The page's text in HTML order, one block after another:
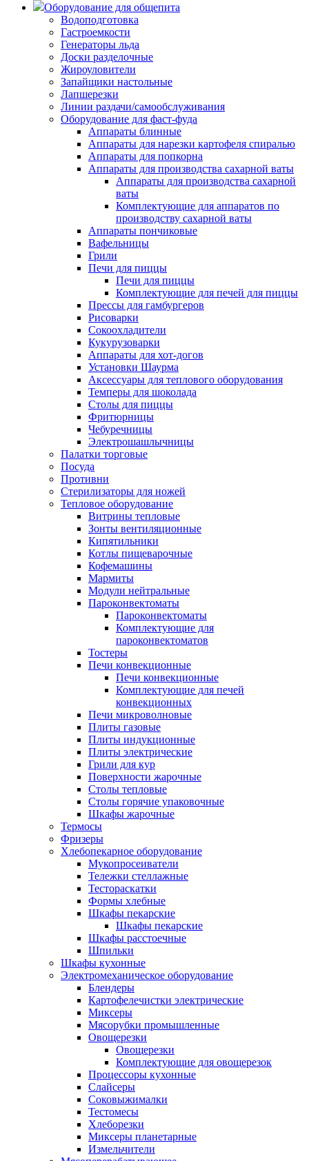
Оборудование для общепита
Водоподготовка
Гастроемкости
Генераторы льда
Доски разделочные
Жироуловители
Запайщики настольные
Лапшерезки
Линии раздачи/самообслуживания
Оборудование для фаст-фуда
Аппараты блинные
Аппараты для нарезки картофеля спиралью
Аппараты для попкорна
Аппараты для производства сахарной ваты
Аппараты для производства сахарной
ваты
Комплектующие для аппаратов по
производству сахарной ваты
Аппараты пончиковые
Вафельницы
Грили
Печи для пиццы
Печи для пиццы
Комплектующие для печей для пиццы
Прессы для гамбургеров
Рисоварки
Сокоохладители
Кукурузоварки
Аппараты для хот-догов
Установки Шаурма
Аксессуары для теплового оборудования
Темперы для шоколада
Столы для пиццы
Фритюрницы
Чебуречницы
Электрошашлычницы
Палатки торговые
Посуда
Противни
Стерилизаторы для ножей
Тепловое оборудование
Витрины тепловые
Зонты вентиляционные
Кипятильники
Котлы пищеварочные
Кофемашины
Мармиты
Модули нейтральные
Пароконвектоматы
Пароконвектоматы
Комплектующие для
пароконвектоматов
Тостеры
Печи конвекционные
Печи конвекционные
Комплектующие для печей
конвекционных
Печи микроволновые
Плиты газовые
Плиты индукционные
Плиты электрические
Грили для кур
Поверхности жарочные
Столы тепловые
Столы горячие упаковочные
Шкафы жарочные
Термосы
Фризеры
Хлебопекарное оборудование
Мукопросеиватели
Тележки стеллажные
Тестораскатки
Формы хлебные
Шкафы пекарские
Шкафы пекарские
Шкафы расстоечные
Шпильки
Шкафы кухонные
Электромеханическое оборудование
Блендеры
Картофелечистки электрические
Миксеры
Мясорубки промышленные
Овощерезки
Овощерезки
Комплектующие для овощерезок
Процессоры кухонные
Слайсеры
Соковыжималки
Тестомесы
Хлеборезки
Миксеры планетарные
Измельчители